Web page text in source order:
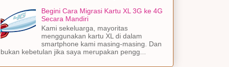
Begini Cara Migrasi Kartu XL 3G ke 4G
Secara Mandiri
Kami sekeluarga, mayoritas
menggunakan kartu XL di dalam
smartphone kami masing-masing. Dan
bukan kebetulan jika saya merupakan pengg...